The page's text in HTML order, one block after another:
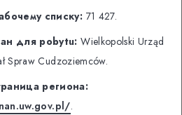
списку: 71 427.
для pobytu: Wielkopolski Urząd
Spraw Cudzoziemców.
региона:
.